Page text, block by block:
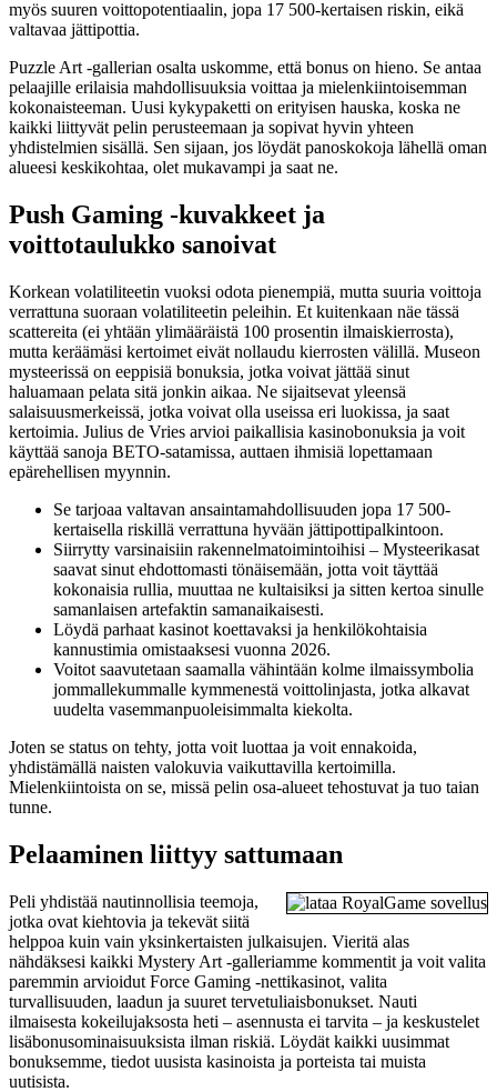
myös suuren voittopotentiaalin, jopa 17 500-kertaisen riskin, eikä
valtavaa jättipottia.
Puzzle Art -gallerian osalta uskomme, että bonus on hieno. Se antaa
pelaajille erilaisia ​​​​mahdollisuuksia voittaa ja mielenkiintoisemman
kokonaisteeman. Uusi kykypaketti on erityisen hauska, koska ne
kaikki liittyvät pelin perusteemaan ja sopivat hyvin yhteen
yhdistelmien sisällä. Sen sijaan, jos löydät panoskokoja lähellä oman
alueesi keskikohtaa, olet mukavampi ja saat ne.
Push Gaming -kuvakkeet ja
voittotaulukko sanoivat
Korkean volatiliteetin vuoksi odota pienempiä, mutta suuria voittoja
verrattuna suoraan volatiliteetin peleihin. Et kuitenkaan näe tässä
scattereita (ei yhtään ylimääräistä 100 prosentin ilmaiskierrosta),
mutta keräämäsi kertoimet eivät nollaudu kierrosten välillä. Museon
mysteerissä on eeppisiä bonuksia, jotka voivat jättää sinut
haluamaan pelata sitä jonkin aikaa. Ne sijaitsevat yleensä
salaisuusmerkeissä, jotka voivat olla useissa eri luokissa, ja saat
kertoimia. Julius de Vries arvioi paikallisia kasinobonuksia ja voit
käyttää sanoja BETO-satamissa, auttaen ihmisiä lopettamaan
epärehellisen myynnin.
Se tarjoaa valtavan ansaintamahdollisuuden jopa 17 500-
kertaisella riskillä verrattuna hyvään jättipottipalkintoon.
Siirrytty varsinaisiin rakennelmatoimintoihisi – Mysteerikasat
saavat sinut ehdottomasti tönäisemään, jotta voit täyttää
kokonaisia ​​rullia, muuttaa ne kultaisiksi ja sitten kertoa sinulle
samanlaisen artefaktin samanaikaisesti.
Löydä parhaat kasinot koettavaksi ja henkilökohtaisia ​​
kannustimia omistaaksesi vuonna 2026.
Voitot saavutetaan saamalla vähintään kolme ilmaissymbolia
jommallekummalle kymmenestä voittolinjasta, jotka alkavat
uudelta vasemmanpuoleisimmalta kiekolta.
Joten se status on tehty, jotta voit luottaa ja voit ennakoida,
yhdistämällä naisten valokuvia vaikuttavilla kertoimilla.
Mielenkiintoista on se, missä pelin osa-alueet tehostuvat ja tuo taian
tunne.
Pelaaminen liittyy sattumaan
Peli yhdistää nautinnollisia teemoja,
jotka ovat kiehtovia ja tekevät siitä
helppoa kuin vain yksinkertaisten julkaisujen. Vieritä alas
nähdäksesi kaikki Mystery Art -galleriamme kommentit ja voit valita
paremmin arvioidut Force Gaming -nettikasinot, valita
turvallisuuden, laadun ja suuret tervetuliaisbonukset. Nauti
ilmaisesta kokeilujaksosta heti – asennusta ei tarvita – ja keskustelet
lisäbonusominaisuuksista ilman riskiä. Löydät kaikki uusimmat
bonuksemme, tiedot uusista kasinoista ja porteista tai muista
uutisista.